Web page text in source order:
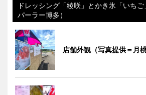
ドレッシング「綾咲」とかき氷「いち
パーラー博多）
店舗外観（写真提供＝月